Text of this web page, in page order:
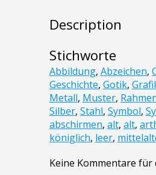
Description
Stichworte
Abbildung, Abzeichen,
Geschichte, Gotik,
Metall, Muster,
Silber, Stahl, Symbol,
abschirmen, alt, alt,
königlich, leer,
Keine Kommentare für